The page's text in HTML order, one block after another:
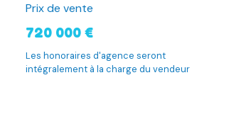
Prix de vente
720 000 €
Les honoraires d'agence seront
intégralement à la charge du vendeur